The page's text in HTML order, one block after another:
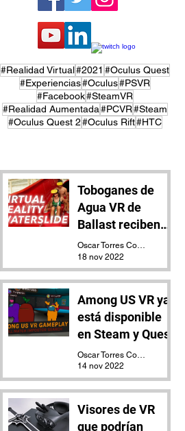
#Realidad Virtual#2021 #Oculus Quest
#Experiencias#Oculus#PSVR
#Facebook#SteamVR
#Realidad Aumentada#PCVR#Steam
#Oculus Quest 2#Oculus Rift#HTC
Toboganes de
Agua VR de
Ballast reciben
actualización
Oscar Torres Contreras
18 nov 2022
Among US VR ya
está disponible
en Steam y Quest
14 nov 2022
Visores de VR
que podrían